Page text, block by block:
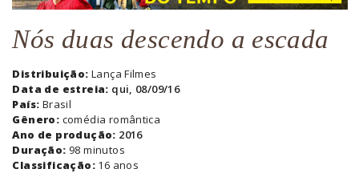
Nós duas descendo a escada
Distribuição: Lança Filmes
Data de estreia: qui, 08/09/16
País: Brasil
Gênero: comédia romântica
Ano de produção: 2016
Duração: 98 minutos
Classificação: 16 anos